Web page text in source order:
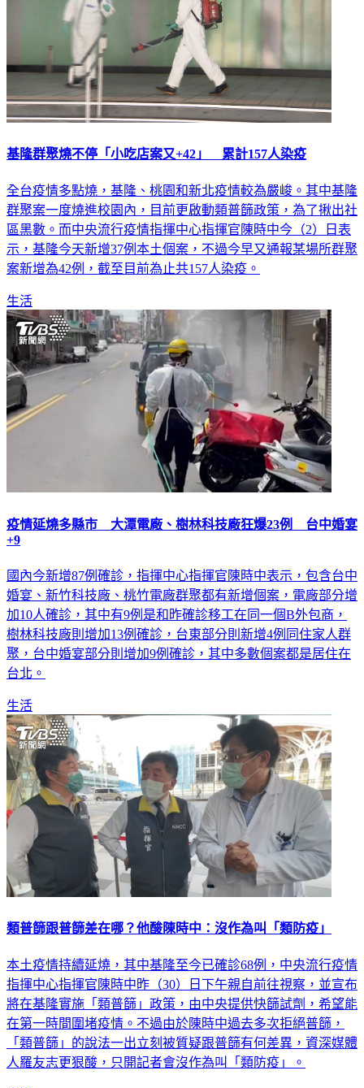
基隆群聚燒不停「小吃店案又+42」 累計157人染疫
全台疫情多點燒，基隆、桃園和新北疫情較為嚴峻。其中基隆
群聚案一度燒進校園內，目前更啟動類普篩政策，為了揪出社
區黑數。而中央流行疫情指揮中心指揮官陳時中今（2）日表
示，基隆今天新增37例本土個案，不過今早又通報某場所群聚
案新增為42例，截至目前為止共157人染疫。
生活
疫情延燒多縣市 大潭電廠、樹林科技廠狂爆23例 台中婚宴
+9
國內今新增87例確診，指揮中心指揮官陳時中表示，包含台中
婚宴、新竹科技廠、桃竹電廠群聚都有新增個案，電廠部分增
加10人確診，其中有9例是和昨確診移工在同一個B外包商，
樹林科技廠則增加13例確診，台東部分則新增4例同住家人群
聚，台中婚宴部分則增加9例確診，其中多數個案都是居住在
台北。
生活
類普篩跟普篩差在哪？他酸陳時中：沒作為叫「類防疫」
本土疫情持續延燒，其中基隆至今已確診68例，中央流行疫情
指揮中心指揮官陳時中昨（30）日下午親自前往視察，並宣布
將在基隆實施「類普篩」政策，由中央提供快篩試劑，希望能
在第一時間圍堵疫情。不過由於陳時中過去多次拒絕普篩，
「類普篩」的說法一出立刻被質疑跟普篩有何差異，資深媒體
人羅友志更狠酸，只開記者會沒作為叫「類防疫」。